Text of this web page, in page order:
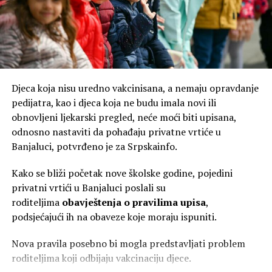
plata.
– Većina privatnih poslodavaca koristi isključivo odluku o
najnižoj plati da bi ispoštovala zakonski minimum. Po toj
logici, inženjer sa visokom stručnom spremom ne može
srednjom stručnom spremom ispod 1.100 KM, a
kvalifikovani radnik ispod 1.050 KM. Poslodavci se drže
tog minimuma kao plafona, a ne kao zaštitne mjere. S
druge strane, u javnom sektoru, odnosno u svim
društvenim djelatnostima i javnim preduzećima, postoje
odnosu na najnižu platu i za svako radno mjesto utvrđen
je veći iznos – naglašava Ružičić.
Zbog svega toga su u privredi, ističe on, plate značajno
– Za jun 2026. godine, prosječna plata u poljoprivredi,
Djeca koja nisu uredno vakcinisana, a nemaju opravdanje
pedijatra, kao i djeca koja ne budu imala novi ili
obnovljeni ljekarski pregled, neće moći biti upisana,
odnosno nastaviti da pohađaju privatne vrtiće u
Banjaluci, potvrđeno je za Srpskainfo.
Kako se bliži početak nove školske godine, pojedini
privatni vrtići u Banjaluci poslali su
roditeljima obavještenja o pravilima upisa,
podsjećajući ih na obaveze koje moraju ispuniti.
Nova pravila posebno bi mogla predstavljati problem
roditeljima koji odbijaju vakcinaciju djece.